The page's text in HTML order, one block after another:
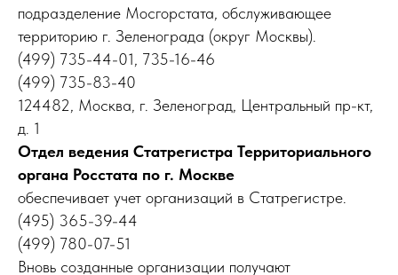
подразделение Мосгорстата, обслуживающее
территорию г. Зеленограда (округ Москвы).
(499) 735-44-01, 735-16-46
(499) 735-83-40
124482, Москва, г. Зеленоград, Центральный пр-кт,
д. 1
Отдел ведения Статрегистра Территориального
органа Росстата по г. Москве
обеспечивает учет организаций в Статрегистре.
(495) 365-39-44
(499) 780-07-51
Вновь созданные организации получают